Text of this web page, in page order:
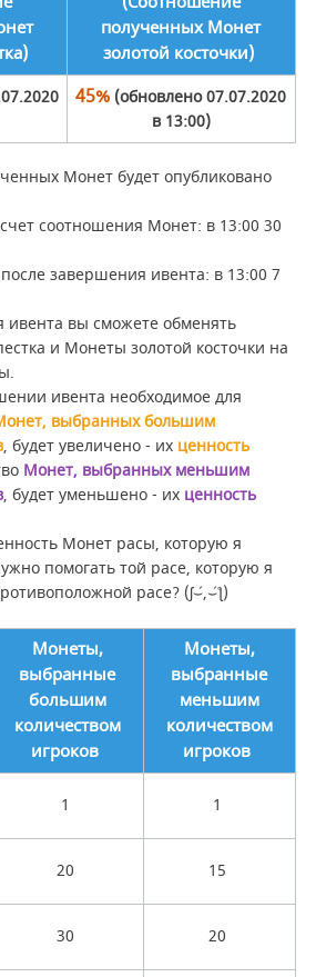
полученных Монет
золотой косточки)
45% (обновлено 07.07.2020
в 13:00)
Монет будет опубликовано
соотношения Монет: в 13:00 30
завершения ивента: в 13:00 7
вы сможете обменять
и Монеты золотой косточки на
ивента необходимое для
выбранных большим
, будет увеличено - ихценность
Монет, выбранных меньшим
, будет уменьшено - их ценность
Монет расы, которую я
помогать той расе, которую я
расе? (ʃ⌣́,⌣́ƪ)
Монеты,
выбранные
большим
количеством
игроков
Монеты,
выбранные
меньшим
количеством
игроков
1 1
20 15
30 20